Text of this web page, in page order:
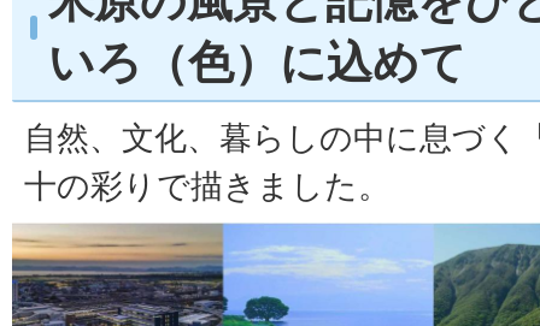
いろ（色）に込めて
自然、文化、暮らしの中に息づく
十の彩りで描きました。